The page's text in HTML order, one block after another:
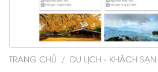
TRANG CHỦ / DU LỊCH - KHÁCH SẠN